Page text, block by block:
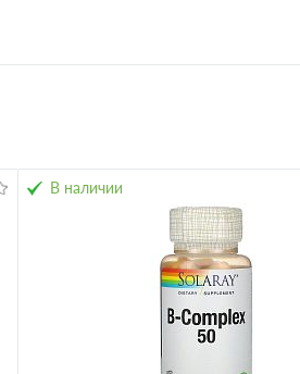
В наличии